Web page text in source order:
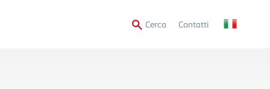
Cerca Secondary
Contatti